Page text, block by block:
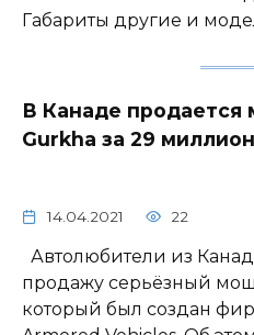
Габариты другие и
В Канаде
Gurkha за 29
14.04.2021 22
Автолюбители из
продажу серьёзный
который был создан